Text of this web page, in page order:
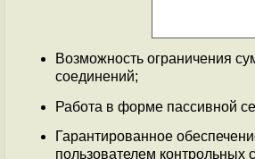
Возможность ограничения
соединений;
Работа в форме пассивной
Гарантированное
пользователем контрольных